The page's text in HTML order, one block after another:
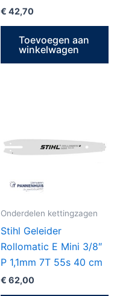
€ 42,70
Toevoegen aan
winkelwagen
Onderdelen kettingzagen
Stihl Geleider
Rollomatic E Mini 3/8″
P 1,1mm 7T 55s 40 cm
€ 62,00